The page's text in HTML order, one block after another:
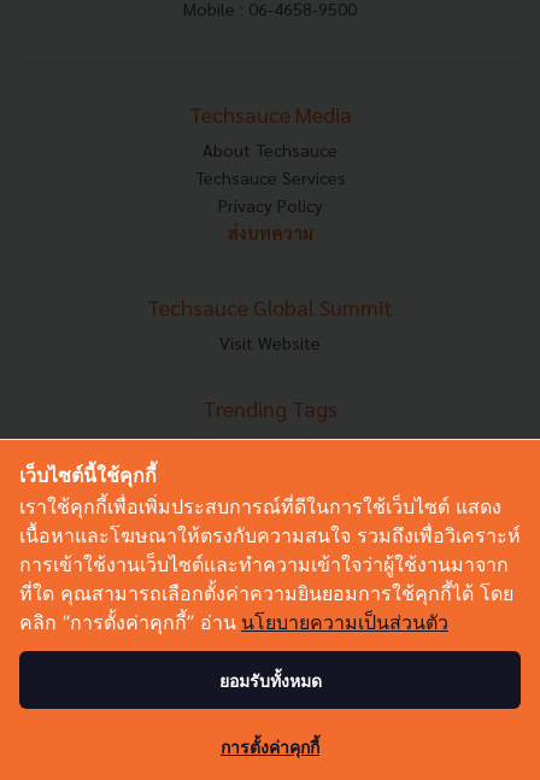
Mobile : 06-4658-9500
Techsauce Media
About Techsauce
Techsauce Services
Privacy Policy
ส่งบทความ
Techsauce Global Summit
Visit Website
Trending Tags
Corporate Innovation
E-Commerce
Startup
Technology
Techsauce Category
News
Tech & Biz
AI
HealthTech
เว็บไซต์นี้ใช้คุกกี้
เราใช้คุกกี้เพื่อเพิ่มประสบการณ์ที่ดีในการใช้เว็บไซต์ แสดง
เนื้อหาและโฆษณาให้ตรงกับความสนใจ รวมถึงเพื่อวิเคราะห์
การเข้าใช้งานเว็บไซต์และทำความเข้าใจว่าผู้ใช้งานมาจาก
ที่ใด คุณสามารถเลือกตั้งค่าความยินยอมการใช้คุกกี้ได้ โดย
คลิก “การตั้งค่าคุกกี้” อ่าน นโยบายความเป็นส่วนตัว
ยอมรับทั้งหมด
การตั้งค่าคุกกี้